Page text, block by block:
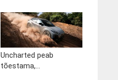
Uncharted peab
tõestama,...